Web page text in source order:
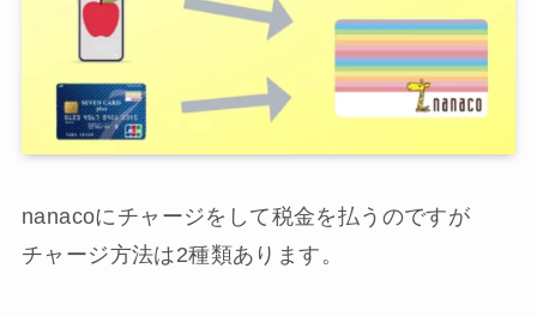
nanacoにチャージをして税金を払うのですが
チャージ方法は2種類あります。